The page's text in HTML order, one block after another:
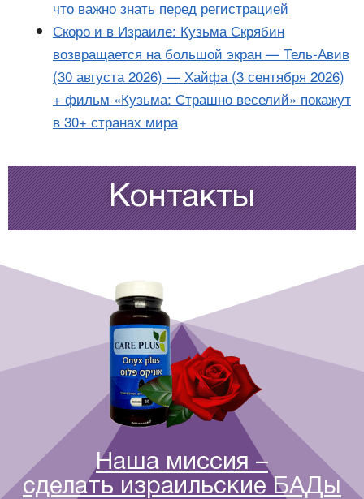
что важно знать перед регистрацией
Скоро и в Израиле: Кузьма Скрябин
возвращается на большой экран — Тель-Авив
(30 августа 2026) — Хайфа (3 сентября 2026)
+ фильм «Кузьма: Страшно веселий» покажут
в 30+ странах мира
Контакты
Наша миссия –
сделать израильские БАДы